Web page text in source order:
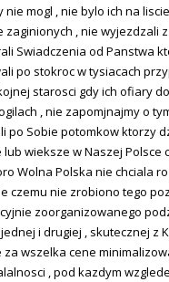
nie mogl , nie bylo ich na
, nie wyjezdzali
Swiadczenia od Panstwa
po stokroc w tysiacach
starosci gdy ich ofiary
, nie zapomjnajmy o
po Sobie potomkow ktorzy
wieksze w Naszej Polsce
Wolna Polska nie chciala
czemu nie zrobiono tego
zoorganizowanego
i drugiej , skutecznej z
wszelka cene
, pod kazdym